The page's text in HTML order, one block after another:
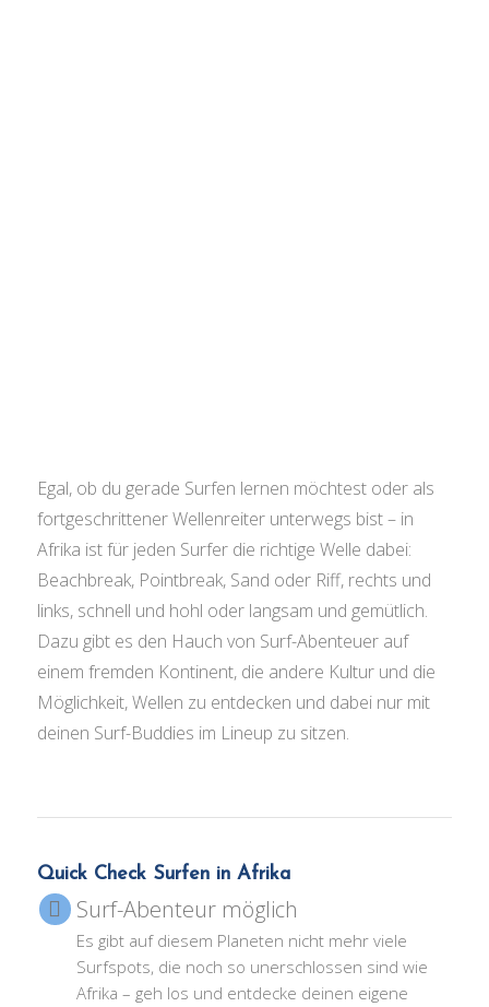
Egal, ob du gerade Surfen lernen möchtest oder als
fortgeschrittener Wellenreiter unterwegs bist – in
Afrika ist für jeden Surfer die richtige Welle dabei:
Beachbreak, Pointbreak, Sand oder Riff, rechts und
links, schnell und hohl oder langsam und gemütlich.
Dazu gibt es den Hauch von Surf-Abenteuer auf
einem fremden Kontinent, die andere Kultur und die
Möglichkeit, Wellen zu entdecken und dabei nur mit
deinen Surf-Buddies im Lineup zu sitzen.
Quick Check Surfen in Afrika
Surf-Abenteur möglich
Es gibt auf diesem Planeten nicht mehr viele
Surfspots, die noch so unerschlossen sind wie
Afrika – geh los und entdecke deinen eigene